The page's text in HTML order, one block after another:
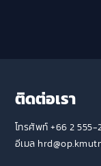
ติดต่อเรา
โทรศัพท์ +66 2 555-
อีเมล